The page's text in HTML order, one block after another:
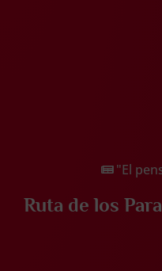
"El
Ruta de los